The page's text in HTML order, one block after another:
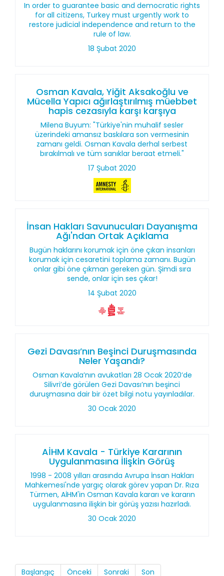
In order to guarantee basic and democratic rights
for all citizens, Turkey must urgently work to
restore judicial independence and return to the
rule of law.
18 Şubat 2020
Osman Kavala, Yiğit Aksakoğlu ve
Mücella Yapıcı ağırlaştırılmış müebbet
hapis cezasıyla karşı karşıya
Milena Buyum: "Türkiye'nin muhalif sesler
üzerindeki amansız baskılara son vermesinin
zamanı geldi. Osman Kavala derhal serbest
bırakılmalı ve tüm sanıklar beraat etmeli."
17 Şubat 2020
İnsan Hakları Savunucuları Dayanışma
Ağı'ndan Ortak Açıklama
Bugün haklarını korumak için öne çıkan insanları
korumak için cesaretini toplama zamanı. Bugün
onlar gibi öne çıkman gereken gün. Şimdi sıra
sende, onlar için ses çıkar!
14 Şubat 2020
Gezi Davası’nın Beşinci Duruşmasında
Neler Yaşandı?
Osman Kavala’nın avukatları 28 Ocak 2020’de
Silivri’de görülen Gezi Davası’nın beşinci
duruşmasına dair bir özet bilgi notu yayınladılar.
30 Ocak 2020
AİHM Kavala - Türkiye Kararının
Uygulanmasına İlişkin Görüş
1998 - 2008 yılları arasında Avrupa İnsan Hakları
Mahkemesi'nde yargıç olarak görev yapan Dr. Rıza
Türmen, AİHM'in Osman Kavala kararı ve kararın
uygulanmasına ilişkin bir görüş yazısı hazırladı.
30 Ocak 2020
Başlangıç Önceki Sonraki Son